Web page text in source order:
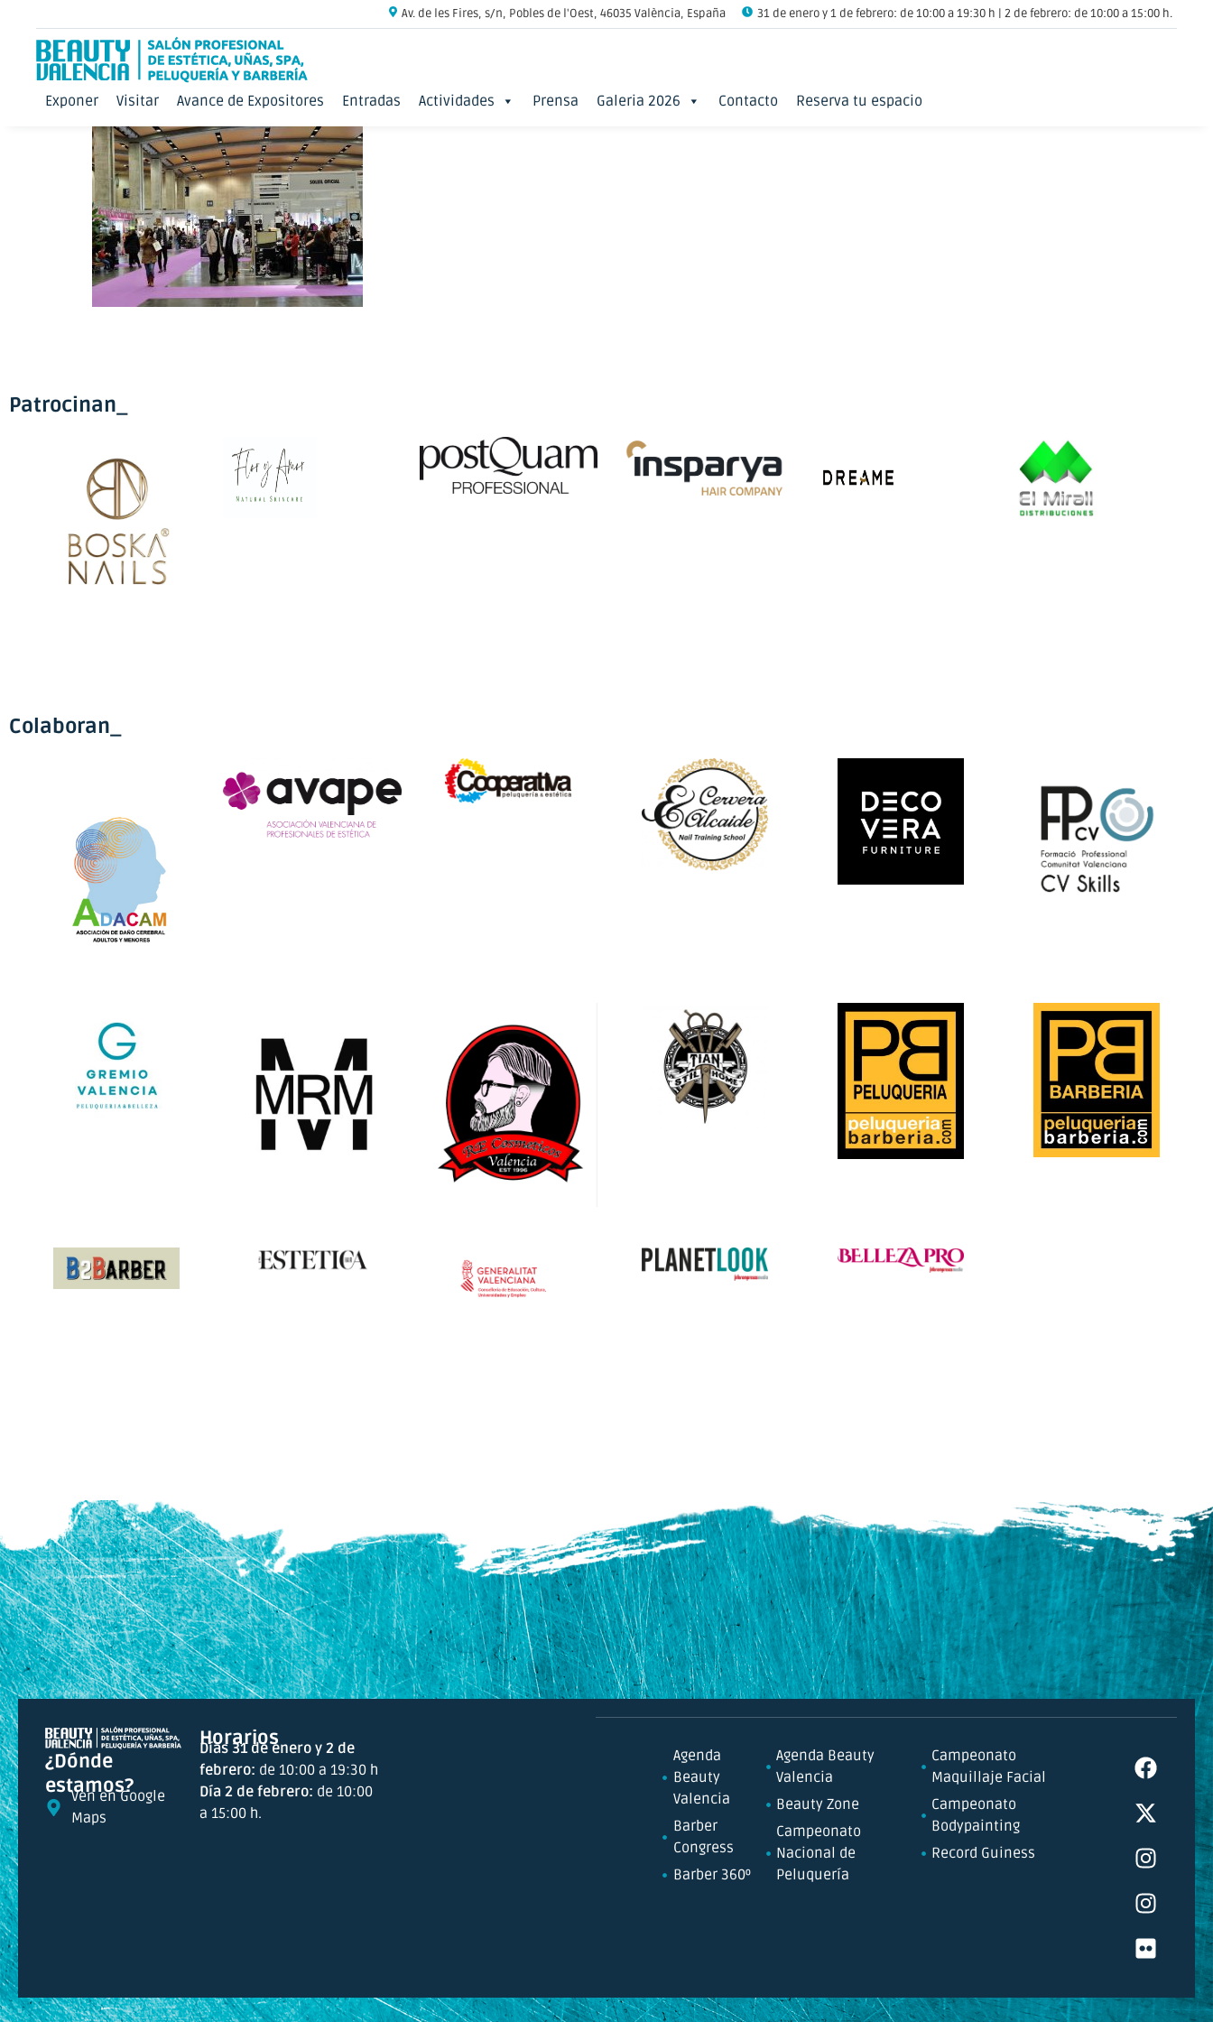
Av. de les Fires, s/n, Pobles de l'Oest, 46035 València, España 31 de enero y 1 de febrero: de 10:00 a 19:30 h | 2 de febrero: de 10:00 a 15:00 h.
Exponer Visitar Avance de Expositores Entradas Actividades Prensa Galeria 2026 Contacto Reserva tu espacio
Patrocinan_
Colaboran_
¿Dónde
estamos?
Ven en Google
Maps
Horarios
Días 31 de enero y 2 de
febrero: de 10:00 a 19:30 h
Día 2 de febrero: de 10:00
a 15:00 h.
Agenda
Beauty
Valencia
Barber
Congress
Barber 360º
Agenda Beauty
Valencia
Beauty Zone
Campeonato
Nacional de
Peluquería
Campeonato
Maquillaje Facial
Campeonato
Bodypainting
Record Guiness